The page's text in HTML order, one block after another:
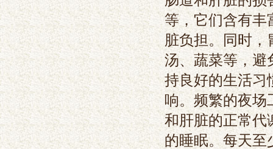
等，它们含有丰
脏负担。同时
汤、蔬菜等，避
持良好的生活习
响。频繁的夜场
和肝脏的正常代
的睡眠。每天至